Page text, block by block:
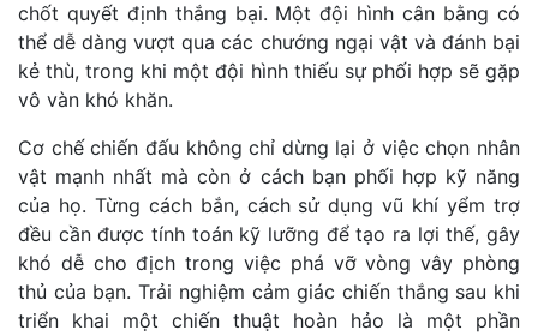
chốt quyết định thắng bại. Một đội hình cân bằng có
thể dễ dàng vượt qua các chướng ngại vật và đánh bại
kẻ thù, trong khi một đội hình thiếu sự phối hợp sẽ gặp
vô vàn khó khăn.
Cơ chế chiến đấu không chỉ dừng lại ở việc chọn nhân
vật mạnh nhất mà còn ở cách bạn phối hợp kỹ năng
của họ. Từng cách bắn, cách sử dụng vũ khí yểm trợ
đều cần được tính toán kỹ lưỡng để tạo ra lợi thế, gây
khó dễ cho địch trong việc phá vỡ vòng vây phòng
thủ của bạn. Trải nghiệm cảm giác chiến thắng sau khi
triển khai một chiến thuật hoàn hảo là một phần